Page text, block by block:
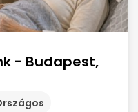
- Budapest,